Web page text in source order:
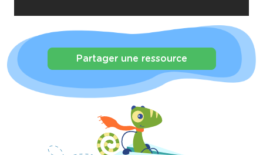
Partager une ressource